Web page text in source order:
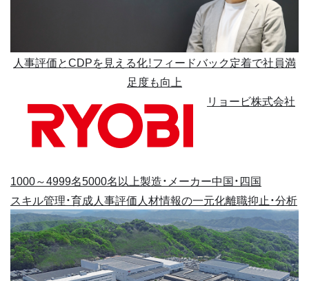
人事評価とCDPを見える化！フィードバック定着で社員満
足度も向上
リョービ株式会社
1000～4999名5000名以上製造・メーカー中国・四国
スキル管理・育成人事評価人材情報の一元化離職抑止・分析